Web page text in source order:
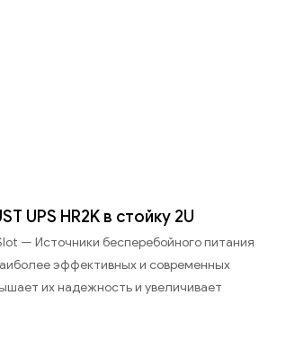
UPS HR2K в стойку 2U
— Иcточники бесперебойного питания
эффективных и современных
их надежность и увеличивает